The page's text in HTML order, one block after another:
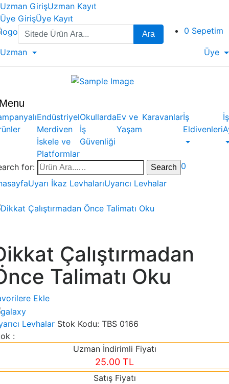
Uzman GirişUzman Kayıt
Üye GirişÜye Kayıt
Search
for:
Ara 0 Sepetim
Uzman Üye
Endüstriyel
Merdiven
İskele ve
Platformlar
Okullarda
İş
Güvenliği
Ev ve
Yaşam
Karavanlarİş
Eldivenleri
İş
for:
0
Uyarı İkaz LevhalarıUyarıcı Levhalar
Çalıştırmadan
Talimatı Oku
Ekle
Levhalar Stok Kodu: TBS 0166
:
Uzman İndirimli Fiyatı
25.00 TL
Satış Fiyatı